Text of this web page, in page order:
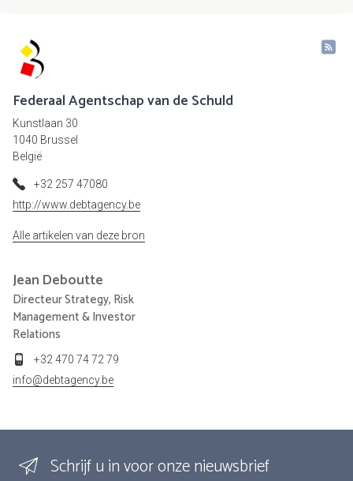
Federaal Agentschap van de Schuld
Kunstlaan 30
1040 Brussel
België
+32 257 47080
http://www.debtagency.be
Alle artikelen van deze bron
Jean Deboutte
Directeur Strategy, Risk
Management & Investor
Relations
+32 470 74 72 79
info@debtagency.be
Schrijf u in voor onze nieuwsbrief